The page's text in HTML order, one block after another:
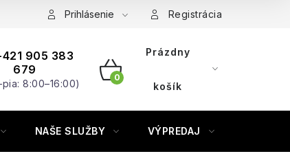
Prihlásenie Registrácia
905 383
679
8:00–16:00) NÁKUPNÝ
Prázdny
košík
NAŠE SLUŽBY VÝPREDAJ